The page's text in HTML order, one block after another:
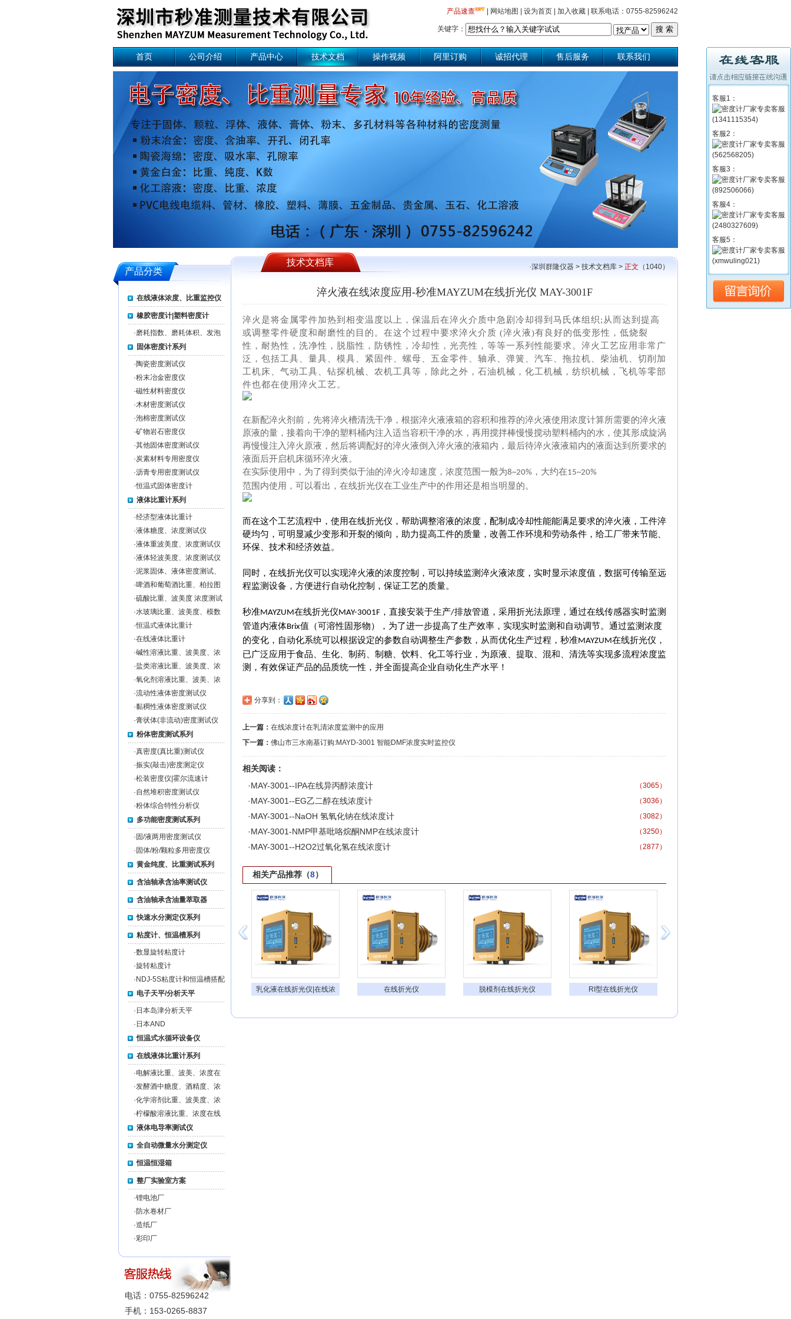
产品速查 网站地图 设为首页 加入收藏 联系电话：0755-82596242
关键字：
首页 公司介绍 产品中心 技术文档 操作视频 阿里订购 诚招代理 售后服务 联系我们
产品分类
在线液体浓度、比重监控仪
橡胶密度计|塑料密度计
·磨耗指数、磨耗体积、发泡
率测试仪系列
固体密度计系列
·陶瓷密度测试仪
·粉末冶金密度仪
·磁性材料密度仪
·木材密度测试仪
·泡棉密度测试仪
·矿物岩石密度仪
·其他固体密度测试仪
·炭素材料专用密度仪
·沥青专用密度测试仪
·恒温式固体密度计
液体比重计系列
·经济型液体比重计
·液体糖度、浓度测试仪
·液体重波美度、浓度测试仪
·液体轻波美度、浓度测试仪
·泥浆固体、液体密度测试、
泥浆固形物％含量测试仪
·啤酒和葡萄酒比重、柏拉图
度、浓度测试仪
·硫酸比重、波美度 浓度测试
仪
·水玻璃比重、波美度、模数
测试仪
·恒温式液体比重计
·在线液体比重计
·碱性溶液比重、波美度、浓
度测试仪
·盐类溶液比重、波美度、浓
度测试仪
·氧化剂溶液比重、波美、浓
度测试仪
·流动性液体密度测试仪
·黏稠性液体密度测试仪
·膏状体(非流动)密度测试仪
粉体密度测试系列
·真密度(真比重)测试仪
·振实(敲击)密度测定仪
·松装密度仪|霍尔流速计
·自然堆积密度测试仪
·粉体综合特性分析仪
多功能密度测试系列
· 固/液两用密度测试仪
· 固体/粉/颗粒多用密度仪
黄金纯度、比重测试系列
含油轴承含油率测试仪
含油轴承含油量萃取器
快速水分测定仪系列
粘度计、恒温槽系列
·数显旋转粘度计
·旋转粘度计
· NDJ-5S粘度计和恒温槽搭配
电子天平/分析天平
· 日本岛津分析天平
· 日本AND
恒温式水循环设备仪
在线液体比重计系列
·电解液比重、波美、浓度在
线监测仪MZ-EL-ON-LINE
·发酵酒中糖度、酒精度、浓
度在线监测仪MZ-FW-
·化学溶剂比重、波美度、浓
度在线监测仪MZ-CS-ON-
·柠檬酸溶液比重、浓度在线
监测仪MZ-CA-ON-LINE
液体电导率测试仪
全自动微量水分测定仪
恒温恒湿箱
整厂实验室方案
·锂电池厂
·防水卷材厂
·造纸厂
·彩印厂
电话：0755-82596242
手机：153-0265-8837
技术文档库 ·深圳群隆仪器 > 技术文档库 > 正文 （1040）
淬火液在线浓度应用-秒准MAYZUM在线折光仪 MAY-3001F
淬火是将金属零件加热到相变温度以上，保温后在淬火介质中急剧冷却得到马氏体组织;从而达到提高
或调整零件硬度和耐磨性的目的。在这个过程中要求淬火介质 (淬火液)有良好的低变形性，低烧裂
性，耐热性，洗净性，脱脂性，防锈性，冷却性，光亮性，等等一系列性能要求。淬火工艺应用非常广
泛，包括工具、量具、模具、紧固件、螺母、五金零件、轴承、弹簧、汽车、拖拉机、柴油机、切削加
工机床、气动工具、钻探机械、农机工具等，除此之外，石油机械，化工机械，纺织机械，飞机等零部
件也都在使用淬火工艺。
在新配淬火剂前，先将淬火槽清洗干净，根据淬火液液箱的容积和推荐的淬火液使用浓度计算所需要的淬火液
原液的量，接着向干净的塑料桶内注入适当容积干净的水，再用搅拌棒慢慢搅动塑料桶内的水，使其形成旋涡
再慢慢注入淬火原液，然后将调配好的淬火液倒入淬火液的液箱内，最后待淬火液液箱内的液面达到所要求的
液面后开启机床循环淬火液。
在实际使用中，为了得到类似于油的淬火冷却速度，浓度范围一般为8~20% ，大约在15~20%
范围内使用，可以看出，在线折光仪在工业生产中的作用还是相当明显的。
而在这个工艺流程中，使用在线折光仪，帮助调整溶液的浓度，配制成冷却性能能满足要求的淬火液，工件淬
硬均匀，可明显减少变形和开裂的倾向，助力提高工件的质量，改善工作环境和劳动条件，给工厂带来节能、
环保、技术和经济效益。
同时，在线折光仪可以实现淬火液的浓度控制，可以持续监测淬火液浓度，实时显示浓度值，数据可传输至远
程监测设备，方便进行自动化控制，保证工艺的质量。
秒准MAYZUM在线折光仪MAY-3001F ，直接安装于生产/排放管道，采用折光法原理，通过在线传感器实时监测
管道内液体Brix值（可溶性固形物），为了进一步提高了生产效率，实现实时监测和自动调节。通过监测浓度
的变化，自动化系统可以根据设定的参数自动调整生产参数，从而优化生产过程，秒准MAYZUM在线折光仪，
已广泛应用于食品、生化、制药、制糖、饮料、化工等行业，为原液、提取、混和、清洗等实现多流程浓度监
测，有效保证产品的品质统一性，并全面提高企业自动化生产水平！
分享到：
上一篇： 在线浓度计在乳清浓度监测中的应用
下一篇： 佛山市三水南基订购:MAYD-3001 智能DMF浓度实时监控仪
相关阅读：
（3065）
·MAY-3001--IPA在线异丙醇浓度计
（3036）
·MAY-3001--EG乙二醇在线浓度计
（3082）
·MAY-3001--NaOH 氢氧化钠在线浓度计
（3250）
·MAY-3001-NMP甲基吡咯烷酮NMP在线浓度计
（2877）
·MAY-3001--H2O2过氧化氢在线浓度计
相关产品推荐（8）
柠檬酸在线折光仪
乳化液在线折光仪|在线浓
在线折光仪 脱模剂在线折光仪 RI型在线折光仪
客服1：
客服2：
客服3：
客服4：
客服5：